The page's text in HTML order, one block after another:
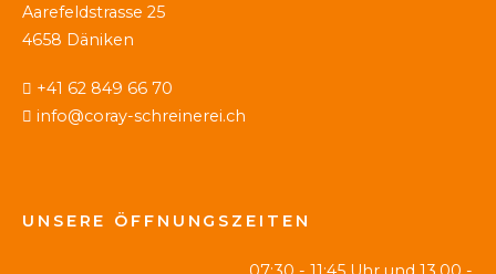
Aarefeldstrasse 25
4658 Däniken
+41 62 849 66 70
info@coray-schreinerei.ch
UNSERE ÖFFNUNGSZEITEN